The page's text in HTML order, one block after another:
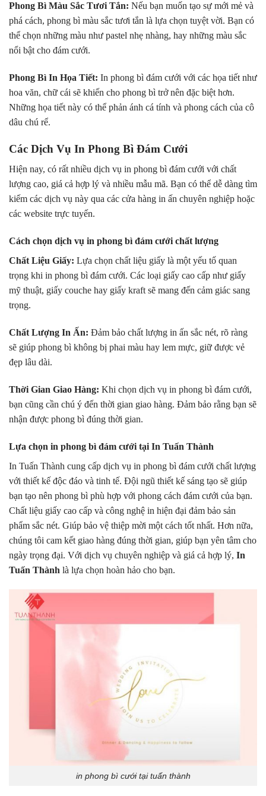
Phong Bì Màu Sắc Tươi Tắn: Nếu bạn muốn tạo sự mới mẻ và
phá cách, phong bì màu sắc tươi tắn là lựa chọn tuyệt vời. Bạn có
thể chọn những màu như pastel nhẹ nhàng, hay những màu sắc
nổi bật cho đám cưới.
Phong Bì In Họa Tiết: In phong bì đám cưới với các họa tiết như
hoa văn, chữ cái sẽ khiến cho phong bì trở nên đặc biệt hơn.
Những họa tiết này có thể phản ánh cá tính và phong cách của cô
dâu chú rể.
Các Dịch Vụ In Phong Bì Đám Cưới
Hiện nay, có rất nhiều dịch vụ in phong bì đám cưới với chất
lượng cao, giá cả hợp lý và nhiều mẫu mã. Bạn có thể dễ dàng tìm
kiếm các dịch vụ này qua các cửa hàng in ấn chuyên nghiệp hoặc
các website trực tuyến.
Cách chọn dịch vụ in phong bì đám cưới chất lượng
Chất Liệu Giấy: Lựa chọn chất liệu giấy là một yếu tố quan
trọng khi in phong bì đám cưới. Các loại giấy cao cấp như giấy
mỹ thuật, giấy couche hay giấy kraft sẽ mang đến cảm giác sang
trọng.
Chất Lượng In Ấn: Đảm bảo chất lượng in ấn sắc nét, rõ ràng
sẽ giúp phong bì không bị phai màu hay lem mực, giữ được vẻ
đẹp lâu dài.
Thời Gian Giao Hàng: Khi chọn dịch vụ in phong bì đám cưới,
bạn cũng cần chú ý đến thời gian giao hàng. Đảm bảo rằng bạn sẽ
nhận được phong bì đúng thời gian.
Lựa chọn in phong bì đám cưới tại In Tuấn Thành
In Tuấn Thành cung cấp dịch vụ in phong bì đám cưới chất lượng
với thiết kế độc đáo và tinh tế. Đội ngũ thiết kế sáng tạo sẽ giúp
bạn tạo nên phong bì phù hợp với phong cách đám cưới của bạn.
Chất liệu giấy cao cấp và công nghệ in hiện đại đảm bảo sản
phẩm sắc nét. Giúp bảo vệ thiệp mời một cách tốt nhất. Hơn nữa,
chúng tôi cam kết giao hàng đúng thời gian, giúp bạn yên tâm cho
ngày trọng đại. Với dịch vụ chuyên nghiệp và giá cả hợp lý, In
Tuấn Thành là lựa chọn hoàn hảo cho bạn.
in phong bì cưới tại tuấn thành